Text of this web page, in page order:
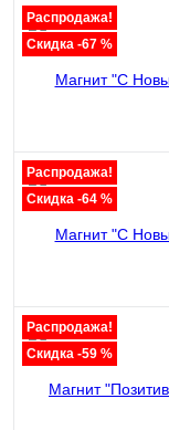
Распродажа!
Скидка -67 %
Распродажа!
Скидка -64 %
Распродажа!
Скидка -59 %